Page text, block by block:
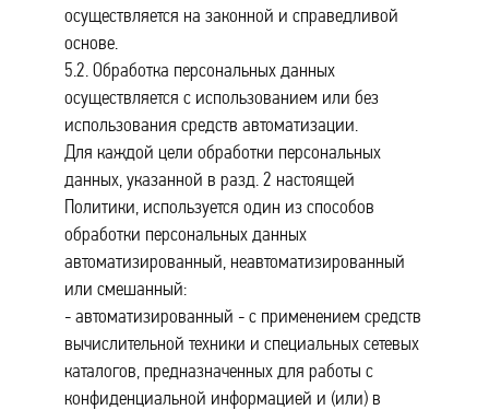
осуществляется на законной и справедливой
основе.
5.2. Обработка персональных данных
осуществляется с использованием или без
использования средств автоматизации.
Для каждой цели обработки персональных
данных, указанной в разд. 2 настоящей
Политики, используется один из способов
обработки персональных данных
автоматизированный, неавтоматизированный
или смешанный:
- автоматизированный - с применением средств
вычислительной техники и специальных сетевых
каталогов, предназначенных для работы с
конфиденциальной информацией и (или) в